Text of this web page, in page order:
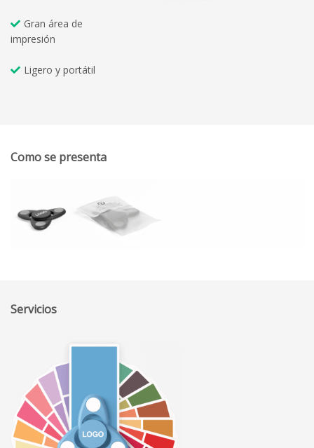
Gran área de
impresión
Ligero y portátil
Como se presenta
Servicios